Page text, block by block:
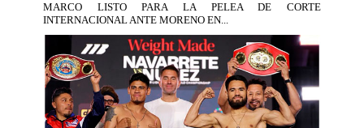
MARCO LISTO PARA LA PELEA DE CORTE
INTERNACIONAL ANTE MORENO EN...